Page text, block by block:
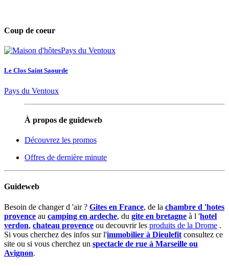
Coup de coeur
Le Clos Saint Saourde
Pays du Ventoux
À propos de guideweb
Découvrez les promos
Offres de dernière minute
Guideweb
Besoin de changer d 'air ? Gites en France, de la chambre d 'hotes
provence au camping en ardeche, du gite en bretagne à l 'hotel
verdon, chateau provence ou decouvrir les produits de la Drome .
Si vous cherchez des infos sur l'immobilier à Dieulefit consultez ce
site ou si vous cherchez un spectacle de rue à Marseille ou
Avignon.